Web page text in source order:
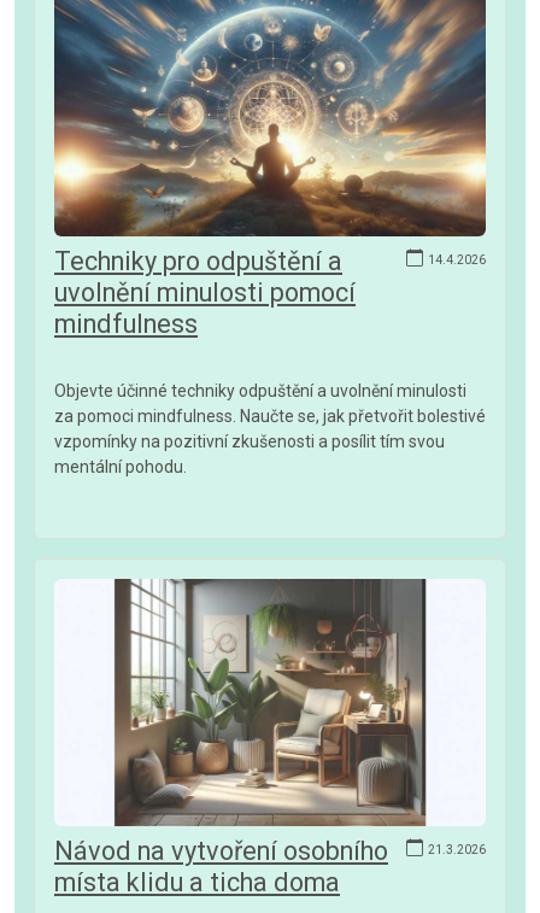
14.4.2026
Techniky pro odpuštění a
uvolnění minulosti pomocí
mindfulness
Objevte účinné techniky odpuštění a uvolnění minulosti
za pomoci mindfulness. Naučte se, jak přetvořit bolestivé
vzpomínky na pozitivní zkušenosti a posílit tím svou
mentální pohodu.
21.3.2026
Návod na vytvoření osobního
místa klidu a ticha doma